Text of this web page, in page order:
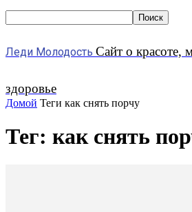
Леди Молодость Сайт о красоте,
здоровье
Домой Теги как снять порчу
Тег: как снять